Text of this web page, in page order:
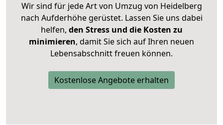
Wir sind für jede Art von Umzug von Heidelberg
nach Aufderhöhe gerüstet. Lassen Sie uns dabei
helfen, den Stress und die Kosten zu
minimieren, damit Sie sich auf Ihren neuen
Lebensabschnitt freuen können.
Kostenlose Angebote erhalten